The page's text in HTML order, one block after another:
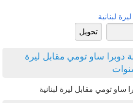
لبنانية
دوبرا ساو تومي مقابل ليرة